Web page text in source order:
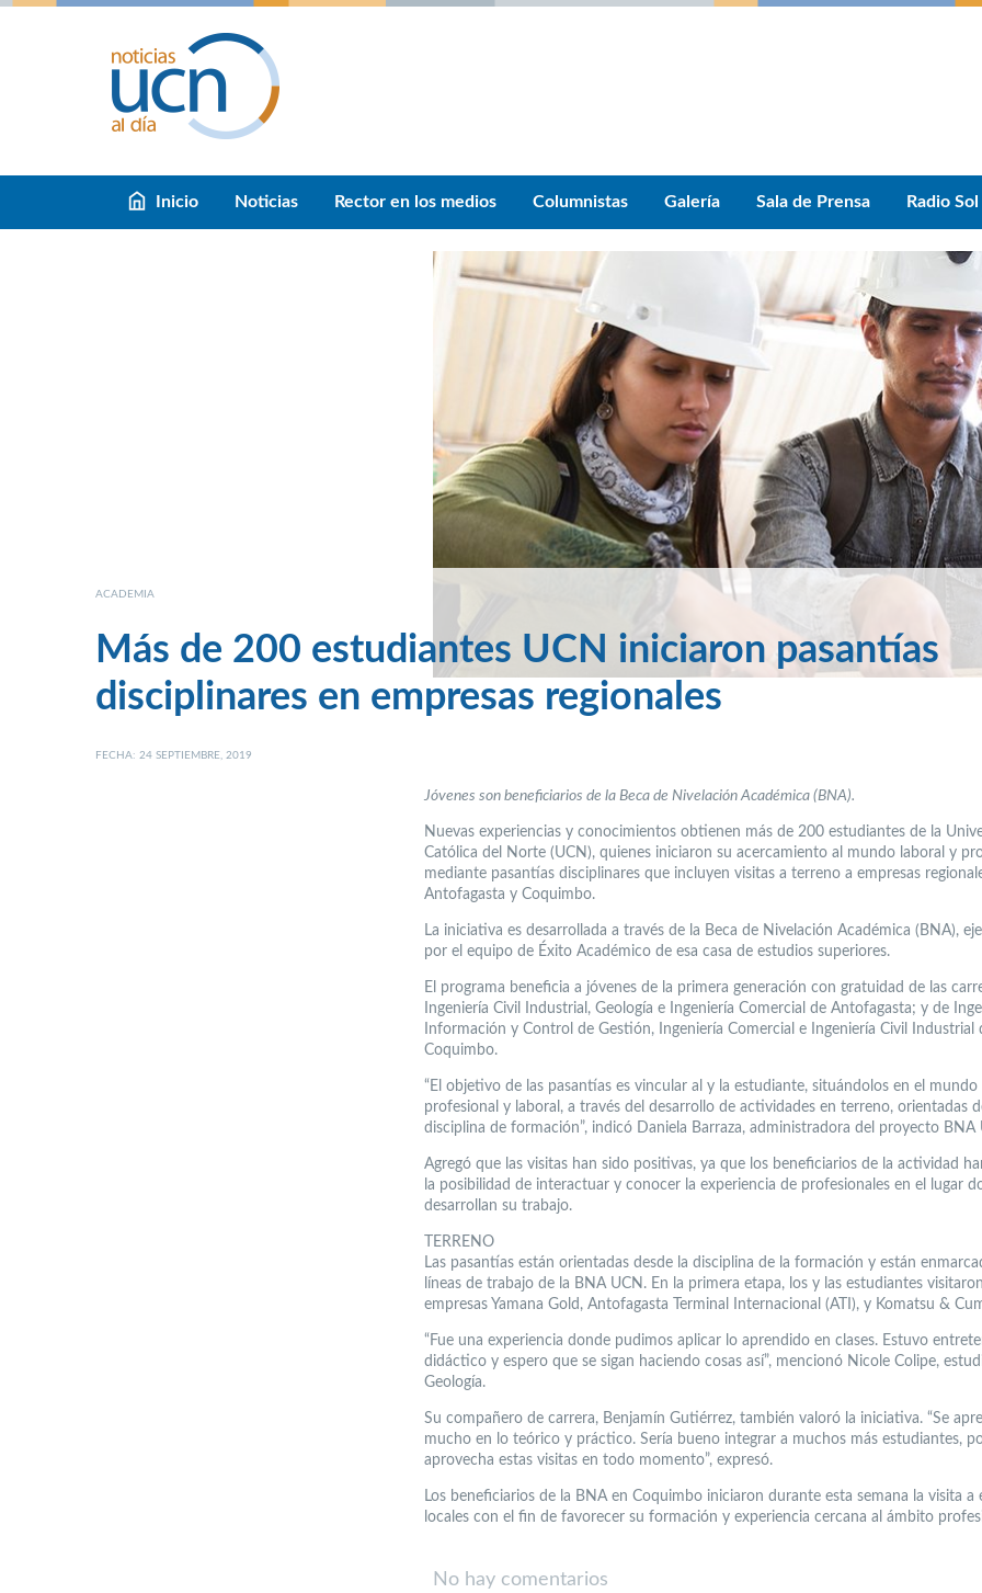
Inicio Noticias Rector en los medios Columnistas Galería Sala de Prensa Radio Sol
ACADEMIA
Más de 200 estudiantes UCN iniciaron pasantías
disciplinares en empresas regionales
FECHA: 24 SEPTIEMBRE, 2019
Jóvenes son beneficiarios de la Beca de Nivelación Académica (BNA).
Nuevas experiencias y conocimientos obtienen más de 200 estudiantes de la
Católica del Norte (UCN), quienes iniciaron su acercamiento al mundo laboral y
mediante pasantías disciplinares que incluyen visitas a terreno a empresas
Antofagasta y Coquimbo.
La iniciativa es desarrollada a través de la Beca de Nivelación Académica (BNA),
por el equipo de Éxito Académico de esa casa de estudios superiores.
El programa beneficia a jóvenes de la primera generación con gratuidad de las
Ingeniería Civil Industrial, Geología e Ingeniería Comercial de Antofagasta; y de
Información y Control de Gestión, Ingeniería Comercial e Ingeniería Civil Industrial
Coquimbo.
“El objetivo de las pasantías es vincular al y la estudiante, situándolos en el mundo
profesional y laboral, a través del desarrollo de actividades en terreno, orientadas
disciplina de formación”, indicó Daniela Barraza, administradora del proyecto BNA
Agregó que las visitas han sido positivas, ya que los beneficiarios de la actividad
la posibilidad de interactuar y conocer la experiencia de profesionales en el lugar
desarrollan su trabajo.
TERRENO
Las pasantías están orientadas desde la disciplina de la formación y están
líneas de trabajo de la BNA UCN. En la primera etapa, los y las estudiantes
empresas Yamana Gold, Antofagasta Terminal Internacional (ATI), y Komatsu &
“Fue una experiencia donde pudimos aplicar lo aprendido en clases. Estuvo
didáctico y espero que se sigan haciendo cosas así”, mencionó Nicole Colipe,
Geología.
Su compañero de carrera, Benjamín Gutiérrez, también valoró la iniciativa. “Se
mucho en lo teórico y práctico. Sería bueno integrar a muchos más estudiantes,
aprovecha estas visitas en todo momento”, expresó.
Los beneficiarios de la BNA en Coquimbo iniciaron durante esta semana la visita a
locales con el fin de favorecer su formación y experiencia cercana al ámbito
No hay comentarios